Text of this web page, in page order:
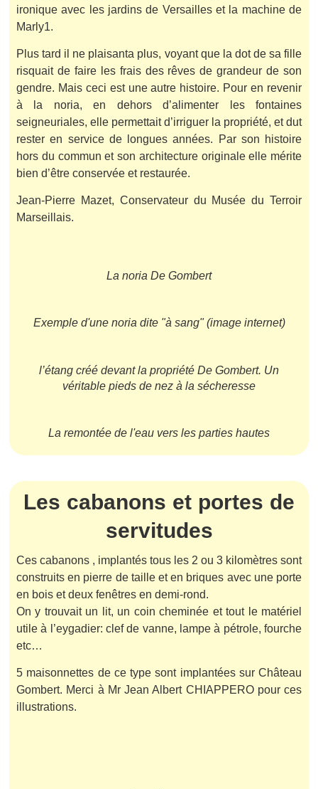
ironique avec les jardins de Versailles et la machine de
Marly1.
Plus tard il ne plaisanta plus, voyant que la dot de sa fille
risquait de faire les frais des rêves de grandeur de son
gendre. Mais ceci est une autre histoire. Pour en revenir
à la noria, en dehors d’alimenter les fontaines
seigneuriales, elle permettait d’irriguer la propriété, et dut
rester en service de longues années. Par son histoire
hors du commun et son architecture originale elle mérite
bien d’être conservée et restaurée.
Jean-Pierre Mazet, Conservateur du Musée du Terroir
Marseillais.
La noria De Gombert
Exemple d'une noria dite "à sang" (image internet)
l’étang créé devant la propriété De Gombert. Un
véritable pieds de nez à la sécheresse
La remontée de l'eau vers les parties hautes
Les cabanons et portes de
servitudes
Ces cabanons , implantés tous les 2 ou 3 kilomètres sont
construits en pierre de taille et en briques avec une porte
en bois et deux fenêtres en demi-rond.
On y trouvait un lit, un coin cheminée et tout le matériel
utile à l’eygadier: clef de vanne, lampe à pétrole, fourche
etc…
5 maisonnettes de ce type sont implantées sur Château
Gombert. Merci à Mr Jean Albert CHIAPPERO pour ces
illustrations.